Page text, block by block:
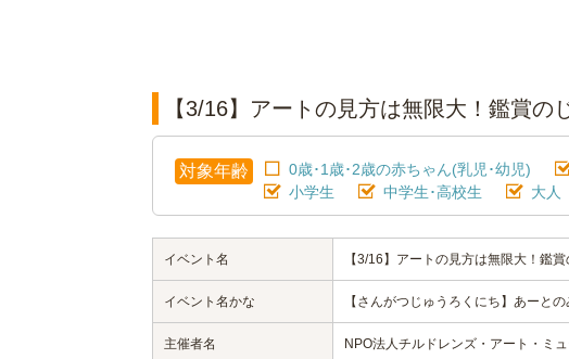
【3/16】アートの見方は無限大！鑑賞の
対象年齢 0歳･1歳･2歳の赤ちゃん(乳児･幼児)
小学生
中学生･高校生 大人
イベント名 【3/16】アートの見方は無限大！鑑
イベント名かな 【さんがつじゅうろくにち】あーと
主催者名 NPO法人チルドレンズ・アート・ミ